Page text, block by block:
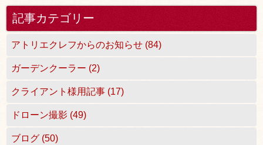
記事カテゴリー
アトリエクレフからのお知らせ (84)
ガーデンクーラー (2)
クライアント様用記事 (17)
ドローン撮影 (49)
ブログ (50)